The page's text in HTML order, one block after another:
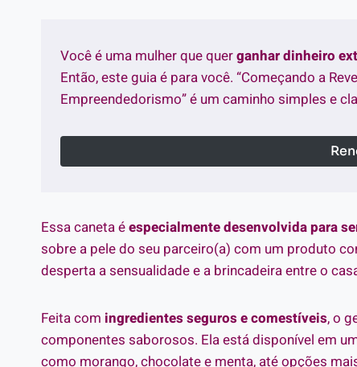
Você é uma mulher que querganhar dinheiro
Então, este guia é para você. “Começando a
Empreendedorismo” é um caminho simples e
Essa caneta éespecialmente desenvolvida para
sobre a pele do seu parceiro(a) com um produto
desperta a sensualidade e a brincadeira entre o
Feita com ingredientes seguros e comestíveis, o
componentes saborosos. Ela está disponível em
como morango, chocolate e menta, até opções